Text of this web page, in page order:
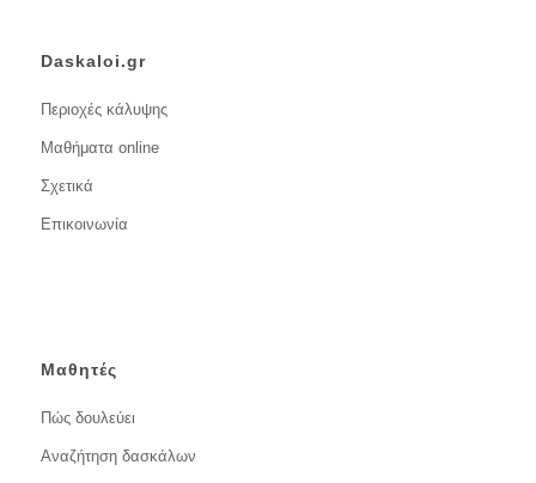
Daskaloi.gr
Περιοχές κάλυψης
Μαθήματα online
Σχετικά
Επικοινωνία
Μαθητές
Πώς δουλεύει
Αναζήτηση δασκάλων